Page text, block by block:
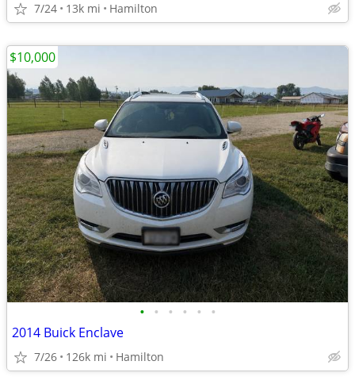
7/24 13k mi Hamilton
• • • • • •
2014 Buick Enclave
7/26 126k mi Hamilton
$10,000